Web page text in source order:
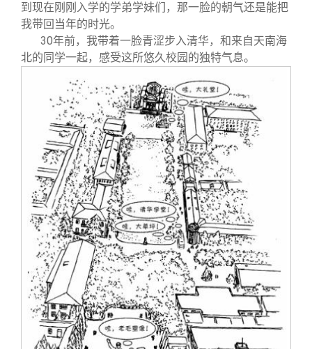
三创大赛
实用信息
会长致辞
总会章程
理事会名单
制度法规
联系我们
到现在刚刚入学的学弟学妹们，那一脸的朝气还是能把
我带回当年的时光。
30年前，我带着一脸青涩步入清华，和来自天南海
北的同学一起，感受这所悠久校园的独特气息。